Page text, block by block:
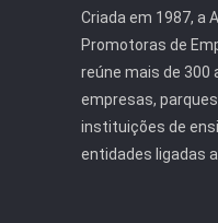
Criada em 1987, a
Promotoras de
reúne mais de 300
empresas,
instituições de
entidades ligadas